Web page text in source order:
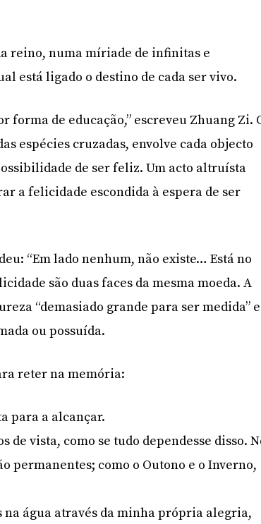
reino, numa míriade de infinitas e
está ligado o destino de cada ser vivo.
forma de educação,” escreveu Zhuang Zi.
espécies cruzadas, envolve cada objecto
de ser feliz. Um acto altruísta
a felicidade escondida à espera de ser
“Em lado nenhum, não existe… Está no
são duas faces da mesma moeda. A
“demasiado grande para ser medida” e
ou possuída.
reter na memória:
para a alcançar.
de vista, como se tudo dependesse disso.
permanentes; como o Outono e o Inverno,
na água através da minha própria alegria,